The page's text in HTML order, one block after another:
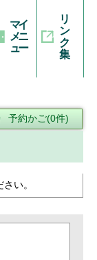
マイ
メニ
ュー
リ
ン
ク
集
い。